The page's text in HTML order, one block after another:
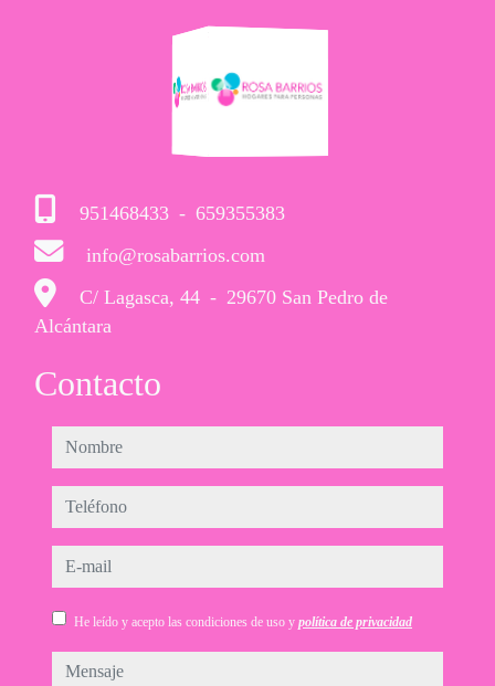
951468433 - 659355383
info@rosabarrios.com
C/ Lagasca, 44 - 29670 San Pedro de
Alcántara
Contacto
nombre
teléfono
e-mail
He leído y acepto las condiciones de uso y política de privacidad
mensaje